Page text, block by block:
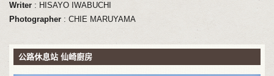
Writer: HISAYO IWABUCHI
Photographer: CHIE MARUYAMA
公路休息站 仙崎廚房